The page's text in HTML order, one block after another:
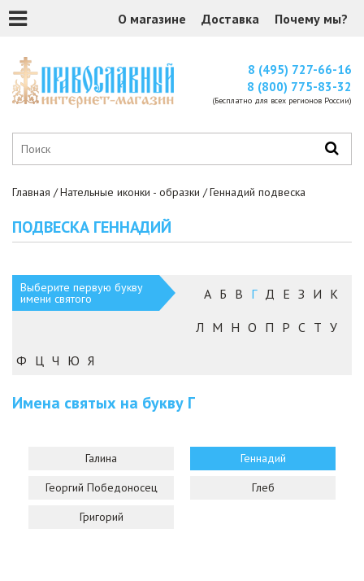
О магазине Доставка Почему мы?
8 (495) 727-66-16
8 (800) 775-83-32
(Бесплатно для всех регионов России)
Главная Нательные иконки - образки Геннадий подвеска
ПОДВЕСКА ГЕННАДИЙ
Выберите первую букву
имени святого А Б В Г Д Е З И К
Л М Н О П Р С Т У
Ф Ц Ч Ю Я
Имена святых на букву Г
Галина
Геннадий
Георгий Победоносец
Глеб
Григорий